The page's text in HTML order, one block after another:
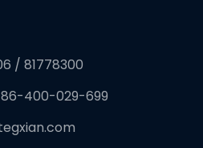
/ 81778300
400-029-699